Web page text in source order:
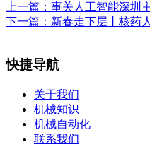
上一篇： 事关人工智能深圳
下一篇： 新春走下层丨核药
快捷导航
关于我们
机械知识
机械自动化
联系我们